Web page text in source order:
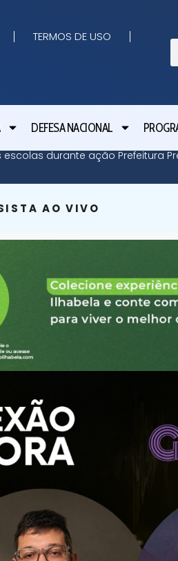
TERMOS DE USO
DEFESA NACIONAL
durante ação Prefeitura
AO VIVO